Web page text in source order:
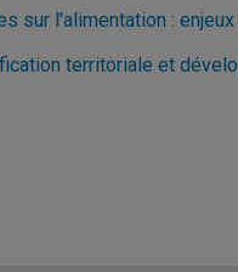
sur l'alimentation :
territoriale et